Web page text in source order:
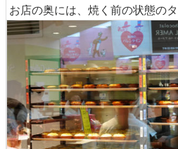
お店の奥には、焼く前の状態のタ